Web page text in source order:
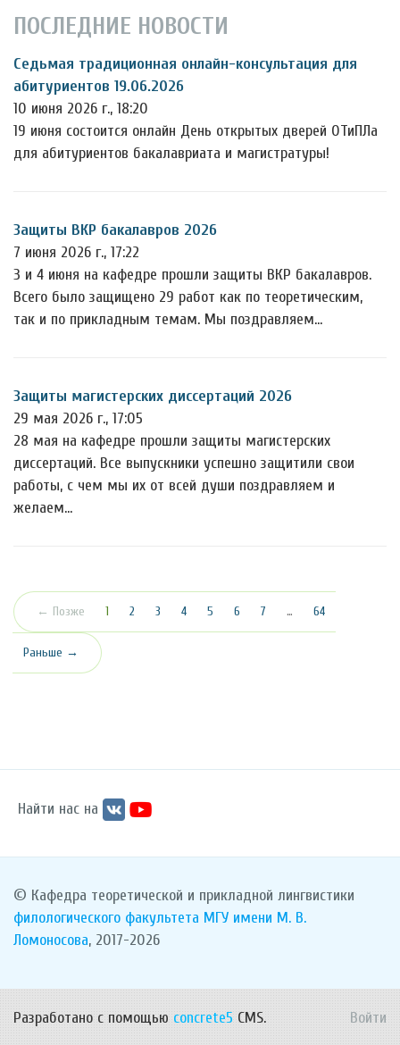
ПОСЛЕДНИЕ НОВОСТИ
Седьмая традиционная онлайн-консультация для
абитуриентов 19.06.2026
10 июня 2026 г., 18:20
19 июня состоится онлайн День открытых дверей ОТиПЛа
для абитуриентов бакалавриата и магистратуры!
Защиты ВКР бакалавров 2026
7 июня 2026 г., 17:22
3 и 4 июня на кафедре прошли защиты ВКР бакалавров.
Всего было защищено 29 работ как по теоретическим,
так и по прикладным темам. Мы поздравляем…
Защиты магистерских диссертаций 2026
29 мая 2026 г., 17:05
28 мая на кафедре прошли защиты магистерских
диссертаций. Все выпускники успешно защитили свои
работы, с чем мы их от всей души поздравляем и
желаем…
← Позже 1 (текущая)
2 3 4 5 6 7 … 64
Раньше →
Найти нас на
© Кафедра теоретической и прикладной лингвистики
филологического факультета МГУ имени М. В.
Ломоносова, 2017-2026
Разработано с помощью concrete5 CMS. Войти